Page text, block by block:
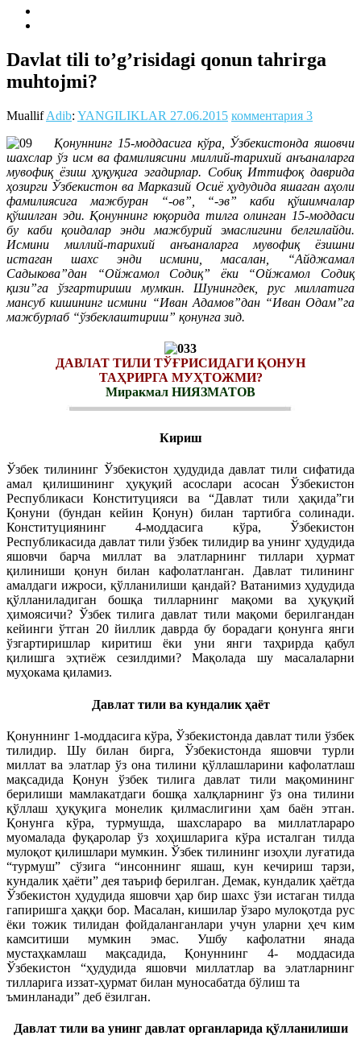
Davlat tili to’g’risidagi qonun tahrirga
muhtojmi?
MuallifAdib: YANGILIKLAR 27.06.2015 комментария 3
Қонуннинг 15-моддасига кўра, Ўзбекистонда яшовчи
шахслар ўз исм ва фамилиясини миллий-тарихий анъаналарга
мувофиқ ёзиш ҳуқуқига эгадирлар. Собиқ Иттифоқ даврида
ҳозирги Ўзбекистон ва Марказий Осиё ҳудудида яшаган аҳоли
фамилиясига мажбуран “-ов”, “-эв” каби қўшимчалар
қўшилган эди. Қонуннинг юқорида тилга олинган 15-моддаси
бу каби қоидалар энди мажбурий эмаслигини белгилайди.
Исмини миллий-тарихий анъаналарга мувофиқ ёзишни
истаган шахс энди исмини, масалан, “Айджамал
Садыкова”дан “Ойжамол Содиқ” ёки “Ойжамол Содиқ
қизи”га ўзгартириши мумкин. Шунингдек, рус миллатига
мансуб кишининг исмини “Иван Адамов”дан “Иван Одам”га
мажбурлаб “ўзбеклаштириш” қонунга зид.
ДАВЛАТ ТИЛИ ТЎҒРИСИДАГИ ҚОНУН
ТАҲРИРГА МУҲТОЖМИ?
Миракмал НИЯЗМАТОВ
Кириш
Ўзбек тилининг Ўзбекистон ҳудудида давлат тили сифатида
амал қилишининг ҳуқуқий асослари асосан Ўзбекистон
Республикаси Конституцияси ва “Давлат тили ҳақида”ги
Қонуни (бундан кейин Қонун) билан тартибга солинади.
Конституциянинг 4-моддасига кўра, Ўзбекистон
Республикасида давлат тили ўзбек тилидир ва унинг ҳудудида
яшовчи барча миллат ва элатларнинг тиллари ҳурмат
қилиниши қонун билан кафолатланган. Давлат тилининг
амалдаги ижроси, қўлланилиши қандай? Ватанимиз ҳудудида
қўлланиладиган бошқа тилларнинг мақоми ва ҳуқуқий
ҳимоясичи? Ўзбек тилига давлат тили мақоми берилгандан
кейинги ўтган 20 йиллик даврда бу борадаги қонунга янги
ўзгартиришлар киритиш ёки уни янги таҳрирда қабул
қилишга эҳтиёж сезилдими? Мақолада шу масалаларни
муҳокама қиламиз.
Давлат тили ва кундалик ҳаёт
Қонуннинг 1-моддасига кўра, Ўзбекистонда давлат тили ўзбек
тилидир. Шу билан бирга, Ўзбекистонда яшовчи турли
миллат ва элатлар ўз она тилини қўллашларини кафолатлаш
мақсадида Қонун ўзбек тилига давлат тили мақомининг
берилиши мамлакатдаги бошқа халқларнинг ўз она тилини
қўллаш ҳуқуқига монелик қилмаслигини ҳам баён этган.
Қонунга кўра, турмушда, шахслараро ва миллатлараро
муомалада фуқаролар ўз хоҳишларига кўра исталган тилда
мулоқот қилишлари мумкин. Ўзбек тилининг изоҳли луғатида
“турмуш” сўзига “инсоннинг яшаш, кун кечириш тарзи,
кундалик ҳаёти” дея таъриф берилган. Демак, кундалик ҳаётда
Ўзбекистон ҳудудида яшовчи ҳар бир шахс ўзи истаган тилда
гапиришга ҳаққи бор. Масалан, кишилар ўзаро мулоқотда рус
ёки тожик тилидан фойдаланганлари учун уларни ҳеч ким
камситиши мумкин эмас. Ушбу кафолатни янада
мустаҳкамлаш мақсадида, Қонуннинг 4- моддасида
Ўзбекистон “ҳудудида яшовчи миллатлар ва элатларнинг
тилларига иззат-ҳурмат билан муносабатда бўлиш та
ъминланади” деб ёзилган.
Давлат тили ва унинг давлат органларида қўлланилиши